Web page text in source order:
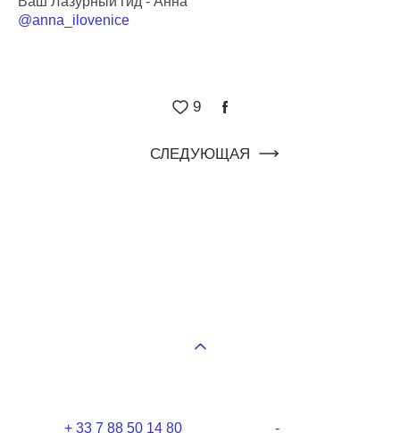
@anna_ilovenice
9
СЛЕДУЮЩАЯ
+ 33 7 88 50 14 80 -